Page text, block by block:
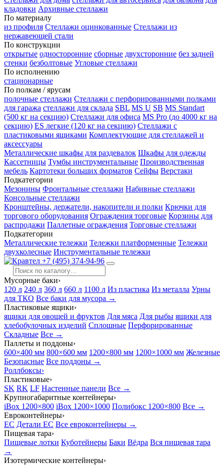
кладовки Архивные стеллажи
По материалу
из профиля Стеллажи оцинкованные Стеллажи из
нержавеющей стали
По конструкции
открытые односторонние сборные двухсторонние без задней
стенки безболтовые Угловые стеллажи
По исполнению
стационарные
По полкам / ярусам
полочные стеллажи Стеллажи с перфорированными полками
для гаража стеллажи для склада SBL MS U SB MS Standart
(500 кг на секцию) Стеллажи для офиса MS Pro (до 4000 кг на
секцию) ES легкие (120 кг на секцию) Стеллажи с
пластиковыми ящиками Комплектующие для стеллажей и
аксессуары
Металлические шкафы для раздевалок Шкафы для одежды
Кассетницы Тумбы инструментальные Производственная
мебель Картотеки больших форматов Сейфы Верстаки
Подкатегории
Мезонины Фронтальные стеллажи Набивные стеллажи
Консольные стеллажи
Кронштейны, держатели, накопители и полки Крючки для
торгового оборудования Ограждения торговые Корзины для
распродажи Паллетные ограждения Торговые стеллажи
Подкатегории
Металлические тележки Тележки платформенные Тележки
двухколесные Инструментальные тележки
+7 (495) 374-94-96
Мусорные баки›
120 л 240 л 360 л 660 л 1100 л Из пластика Из металла Урны
для ТКО Все баки для мусора →
Пластиковые ящики›
ящики для овощей и фруктов Для мяса Для рыбы ящики для
хлебобулочных изделий Сплошные Перфорированные
Складные Все →
Паллеты и поддоны›
600×400 мм 800×600 мм 1200×800 мм 1200×1000 мм Железные
Безопасные Все поддоны →
Роллбоксы›
Пластиковые›
SK RK LF Настенные панели Все →
Крупногабаритные контейнеры›
iBox 1200×800 iBox 1200×1000 Полибокс 1200×800 Все →
Евроконтейнеры›
EC Детали EC Все евроконтейнеры →
Пищевая тара›
Пищевые лотки Куботейнеры Баки Вёдра Вся пищевая тара
→
Изотермические контейнеры›